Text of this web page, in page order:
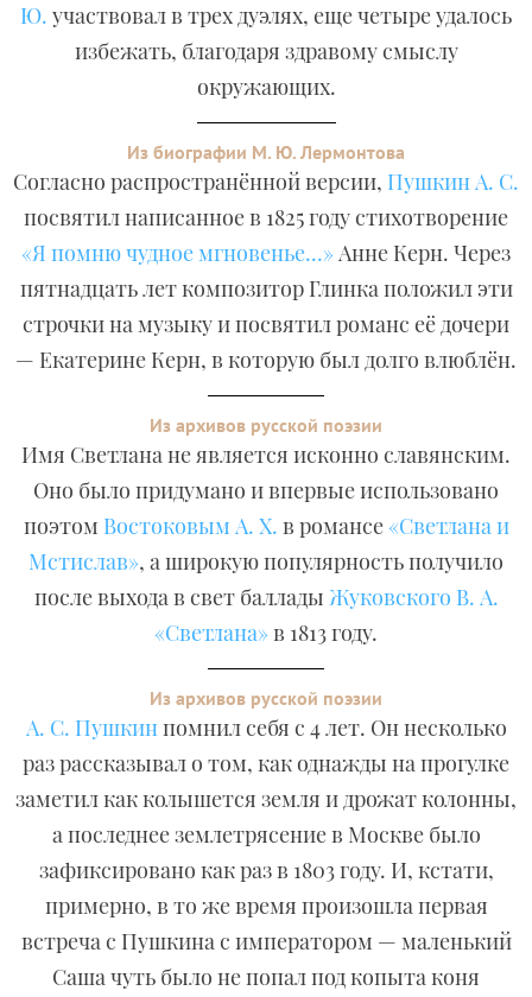
Ю. участвовал в трех дуэлях, еще четыре удалось
избежать, благодаря здравому смыслу
окружающих.
Из биографии М. Ю. Лермонтова
Согласно распространённой версии, Пушкин А. С.
посвятил написанное в 1825 году стихотворение
«Я помню чудное мгновенье...»Анне Керн. Через
пятнадцать лет композитор Глинка положил эти
строчки на музыку и посвятил романс её дочери
— Екатерине Керн, в которую был долго влюблён.
Из архивов русской поэзии
Имя Светлана не является исконно славянским.
Оно было придумано и впервые использовано
поэтом Востоковым А. Х. в романсе«Светлана и
Мстислав», а широкую популярность получило
после выхода в свет баллады Жуковского В. А.
«Светлана»в 1813 году.
Из архивов русской поэзии
А. С. Пушкинпомнил себя с 4 лет. Он несколько
раз рассказывал о том, как однажды на прогулке
заметил как колышется земля и дрожат колонны,
а последнее землетрясение в Москве было
зафиксировано как раз в 1803 году. И, кстати,
примерно, в то же время произошла первая
встреча с Пушкина с императором — маленький
Саша чуть было не попал под копыта коня